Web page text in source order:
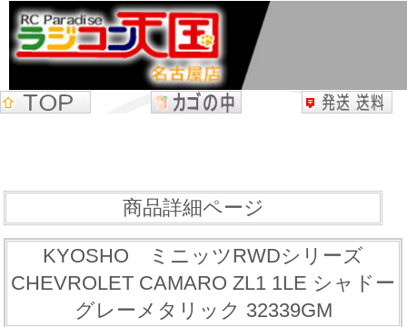
商品詳細ページ
KYOSHO ミニッツRWDシリーズ
CHEVROLET CAMARO ZL1 1LE シャドー
グレーメタリック 32339GM